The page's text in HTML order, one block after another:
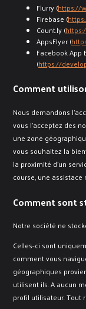
Flurry (https://
Firebase (
Count.ly (
AppsFlyer (
Facebook App
(https://
Comment
Nous demandons
vous l'acceptez des
une zone
vous souhaitez la
la proximité d'un
course, une assistace
Comment sont
Notre société ne
Celles-ci sont
comment vous
géographiques
utilisent ils. A aucun
profil utilisateur. Tout